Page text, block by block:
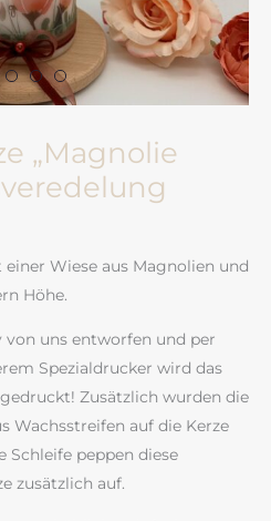
„Magnolie
Wiese aus Magnolien und
Höhe.
uns entworfen und per
Spezialdrucker wird das
Zusätzlich wurden die
Wachsstreifen auf die Kerze
Schleife peppen diese
zusätzlich auf.